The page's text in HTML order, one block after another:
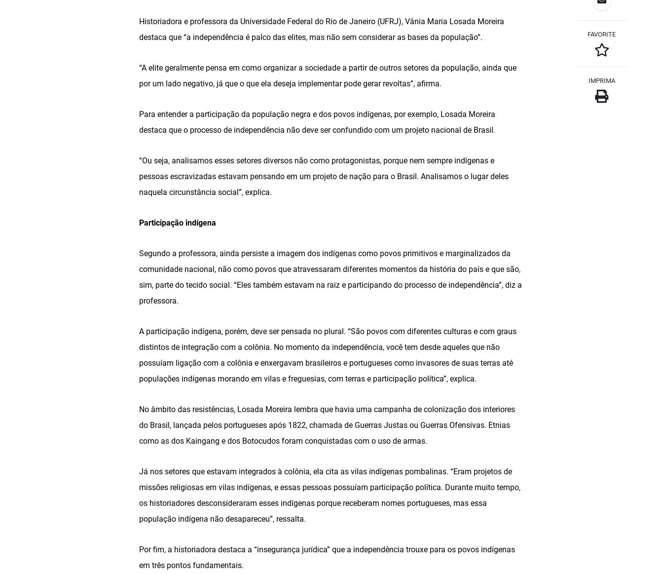
Historiadora e professora da Universidade Federal do Rio de Janeiro (UFRJ), Vânia Maria Losada Moreira
destaca que “a independência é palco das elites, mas não sem considerar as bases da população”.
“A elite geralmente pensa em como organizar a sociedade a partir de outros setores da população, ainda que
por um lado negativo, já que o que ela deseja implementar pode gerar revoltas”, afirma.
Para entender a participação da população negra e dos povos indígenas, por exemplo, Losada Moreira
destaca que o processo de independência não deve ser confundido com um projeto nacional de Brasil.
“Ou seja, analisamos esses setores diversos não como protagonistas, porque nem sempre indígenas e
pessoas escravizadas estavam pensando em um projeto de nação para o Brasil. Analisamos o lugar deles
naquela circunstância social”, explica.
Participação indígena
Segundo a professora, ainda persiste a imagem dos indígenas como povos primitivos e marginalizados da
comunidade nacional, não como povos que atravessaram diferentes momentos da história do país e que são,
sim, parte do tecido social. “Eles também estavam na raiz e participando do processo de independência”, diz a
professora.
A participação indígena, porém, deve ser pensada no plural. “São povos com diferentes culturas e com graus
distintos de integração com a colônia. No momento da independência, você tem desde aqueles que não
possuíam ligação com a colônia e enxergavam brasileiros e portugueses como invasores de suas terras até
populações indígenas morando em vilas e freguesias, com terras e participação política”, explica.
No âmbito das resistências, Losada Moreira lembra que havia uma campanha de colonização dos interiores
do Brasil, lançada pelos portugueses após 1822, chamada de Guerras Justas ou Guerras Ofensivas. Etnias
como as dos Kaingang e dos Botocudos foram conquistadas com o uso de armas.
Já nos setores que estavam integrados à colônia, ela cita as vilas indígenas pombalinas. “Eram projetos de
missões religiosas em vilas indígenas, e essas pessoas possuíam participação política. Durante muito tempo,
os historiadores desconsideraram esses indígenas porque receberam nomes portugueses, mas essa
população indígena não desapareceu”, ressalta.
Por fim, a historiadora destaca a “insegurança jurídica” que a independência trouxe para os povos indígenas
em três pontos fundamentais.
FAVORITE
IMPRIMA